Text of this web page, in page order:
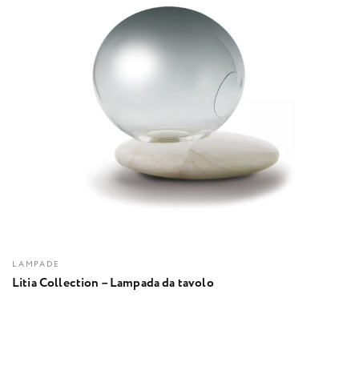
LAMPADE
Litia Collection – Lampada da tavolo